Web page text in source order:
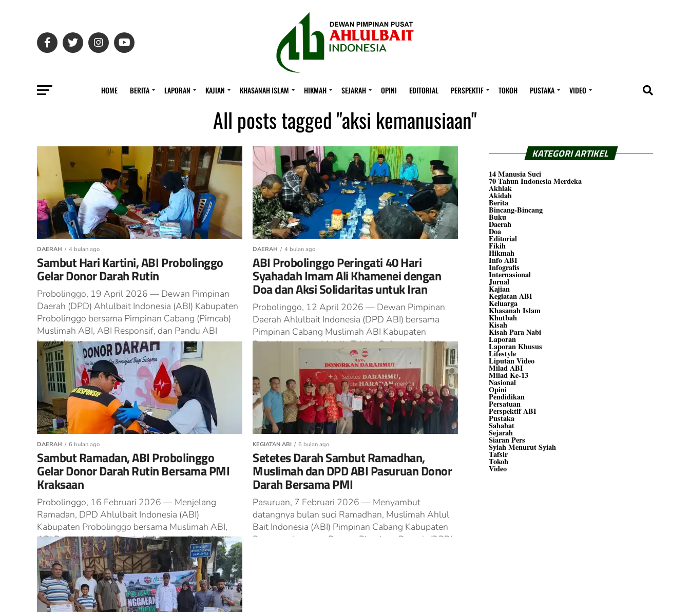
HOME BERITA LAPORAN KAJIAN KHASANAH ISLAM HIKMAH SEJARAH OPINI EDITORIAL PERSPEKTIF TOKOH PUSTAKA VIDEO
All posts tagged "aksi kemanusiaan"
DAERAH 4 bulan ago
Sambut Hari Kartini, ABI Probolinggo
Gelar Donor Darah Rutin
Probolinggo, 19 April 2026 — Dewan Pimpinan
Daerah (DPD) Ahlulbait Indonesia (ABI) Kabupaten
Probolinggo bersama Pimpinan Cabang (Pimcab)
Muslimah ABI, ABI Responsif, dan Pandu ABI
kembali...
DAERAH 4 bulan ago
ABI Probolinggo Peringati 40 Hari
Syahadah Imam Ali Khamenei dengan
Doa dan Aksi Solidaritas untuk Iran
Probolinggo, 12 April 2026 — Dewan Pimpinan
Daerah Ahlulbait Indonesia (DPD ABI) bersama
Pimpinan Cabang Muslimah ABI Kabupaten
Probolinggo dan Majelis Taklim Safinatun Najah
DAERAH 6 bulan ago
Sambut Ramadan, ABI Probolinggo
Gelar Donor Darah Rutin Bersama PMI
Kraksaan
Probolinggo, 16 Februari 2026 — Menjelang
Ramadan, DPD Ahlulbait Indonesia (ABI)
Kabupaten Probolinggo bersama Muslimah ABI,
ABI Responsif, dan Pandu Kabupaten Probolinggo
menggelar donor darah rutin...
KEGIATAN ABI 6 bulan ago
Setetes Darah Sambut Ramadhan,
Muslimah dan DPD ABI Pasuruan Donor
Darah Bersama PMI
Pasuruan, 7 Februari 2026 — Menyambut
datangnya bulan suci Ramadhan, Muslimah Ahlul
Bait Indonesia (ABI) Pimpinan Cabang Kabupaten
Pasuruan bersama Dewan Pimpinan Daerah (DPD)
KATEGORI ARTIKEL
14 Manusia Suci
70 Tahun Indonesia Merdeka
Akhlak
Akidah
Berita
Bincang-Bincang
Buku
Daerah
Doa
Editorial
Fikih
Hikmah
Info ABI
Infografis
Internasional
Jurnal
Kajian
Kegiatan ABI
Keluarga
Khasanah Islam
Khutbah
Kisah
Kisah Para Nabi
Laporan
Laporan Khusus
Lifestyle
Liputan Video
Milad ABI
Milad Ke-13
Nasional
Opini
Pendidikan
Persatuan
Perspektif ABI
Pustaka
Sahabat
Sejarah
Siaran Pers
Syiah Menurut Syiah
Tafsir
Tokoh
Video